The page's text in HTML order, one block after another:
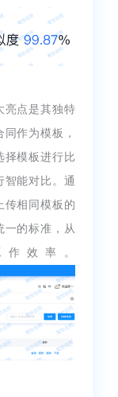
亮点是其独特
作为模板，
择模板进行比
智能对比。通
传相同模板的
一的标准，从
效率。